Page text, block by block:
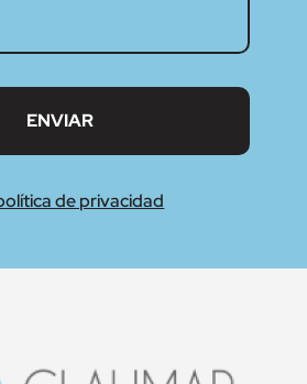
de privacidad